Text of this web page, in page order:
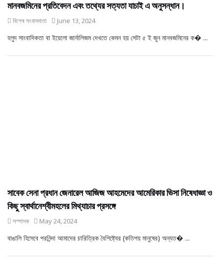
মানবজমিনের প্রতিবেদন এবং তথ্যের সত্যতা যাচাই এ অনুসন্ধান।
বিশেষ সংবাদদাতা June 13, 2024
হলুদ সাংবাদিকতা বা ইয়েলো জার্নালিজম দেখতে কেমন হয় সেটা ৫ ই জুন মানবজমিনের ক� ...
সাবেক সেনা প্রধান জেনারেল আজিজ আহমেদের আমেরিকার ভিসা নিষেধাজ্ঞা ও
কিছু স্বার্থানেশ্বীমহলের মিথ্যাচার প্রসঙ্গে
সম্পাদক May 24, 2024
বাঙালি হিসেবে পরনিন্দা আমাদের চারিত্রিক বৈশিষ্ট্যের (কতিপয় মানুষের) অন্যত� ...